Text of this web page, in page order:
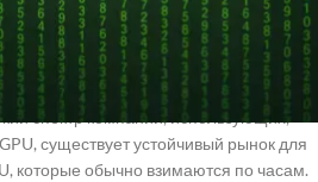
и Intercontinental Exchange
биржи), заявили о планах
на аренду графических
все еще находятся в стадии
спектр компаний, использующих,
существует устойчивый рынок для
которые обычно взимаются по часам.